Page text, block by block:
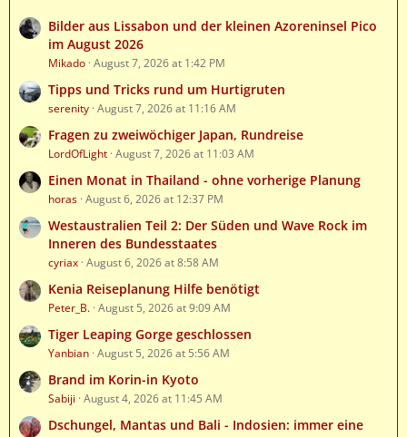
Bilder aus Lissabon und der kleinen Azoreninsel Pico
im August 2026
Mikado August 7, 2026 at 1:42 PM
Tipps und Tricks rund um Hurtigruten
serenity August 7, 2026 at 11:16 AM
Fragen zu zweiwöchiger Japan, Rundreise
LordOfLight August 7, 2026 at 11:03 AM
Einen Monat in Thailand - ohne vorherige Planung
horas August 6, 2026 at 12:37 PM
Westaustralien Teil 2: Der Süden und Wave Rock im
Inneren des Bundesstaates
cyriax August 6, 2026 at 8:58 AM
Kenia Reiseplanung Hilfe benötigt
Peter_B. August 5, 2026 at 9:09 AM
Tiger Leaping Gorge geschlossen
Yanbian August 5, 2026 at 5:56 AM
Brand im Korin-in Kyoto
Sabiji August 4, 2026 at 11:45 AM
Dschungel, Mantas und Bali - Indosien: immer eine